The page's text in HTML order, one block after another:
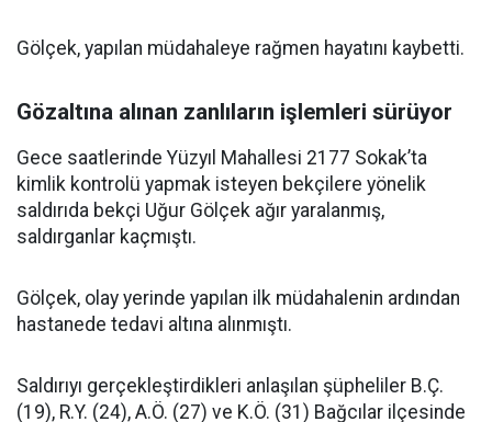
Gölçek, yapılan müdahaleye rağmen hayatını kaybetti.
Gözaltına alınan zanlıların işlemleri sürüyor
Gece saatlerinde Yüzyıl Mahallesi 2177 Sokak’ta
kimlik kontrolü yapmak isteyen bekçilere yönelik
saldırıda bekçi Uğur Gölçek ağır yaralanmış,
saldırganlar kaçmıştı.
Gölçek, olay yerinde yapılan ilk müdahalenin ardından
hastanede tedavi altına alınmıştı.
Saldırıyı gerçekleştirdikleri anlaşılan şüpheliler B.Ç.
(19), R.Y. (24), A.Ö. (27) ve K.Ö. (31) Bağcılar ilçesinde